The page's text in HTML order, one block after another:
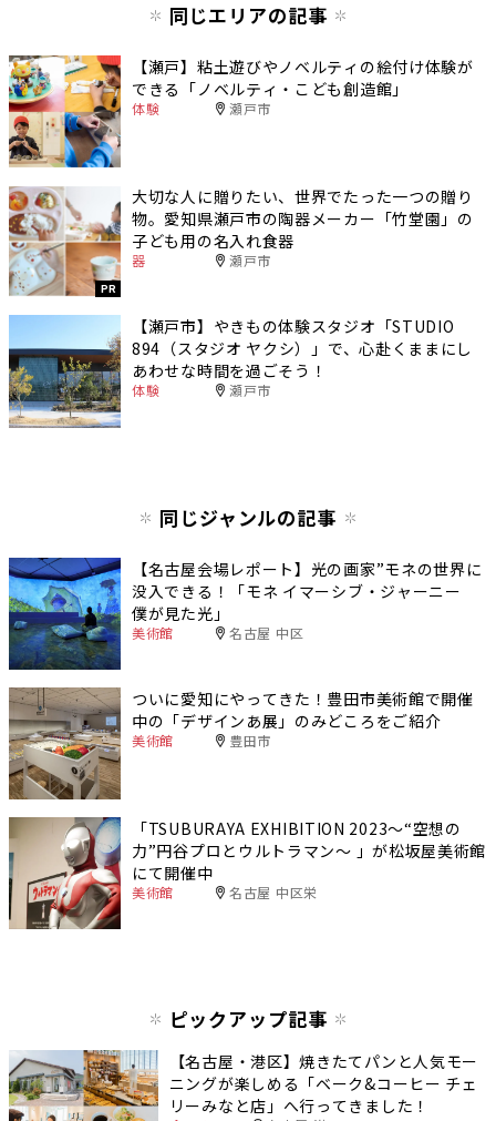
同じエリアの記事
【瀬戸】粘土遊びやノベルティの絵付け体験が
できる「ノベルティ・こども創造館」
体験 瀬戸市
PR
大切な人に贈りたい、世界でたった一つの贈り
物。愛知県瀬戸市の陶器メーカー「竹堂園」の
子ども用の名入れ食器
器 瀬戸市
【瀬戸市】やきもの体験スタジオ「STUDIO
894（スタジオ ヤクシ）」で、心赴くままにし
あわせな時間を過ごそう！
体験 瀬戸市
同じジャンルの記事
【名古屋会場レポート】光の画家”モネの世界に
没入できる！「モネ イマーシブ・ジャーニー
僕が見た光」
美術館 名古屋 中区
ついに愛知にやってきた！豊田市美術館で開催
中の「デザインあ展」のみどころをご紹介
美術館 豊田市
「TSUBURAYA EXHIBITION 2023～“空想の
力”円谷プロとウルトラマン～ 」が松坂屋美術館
にて開催中
美術館 名古屋 中区栄
ピックアップ記事
【名古屋・港区】焼きたてパンと人気モー
ニングが楽しめる「ベーク&コーヒー チェ
リーみなと店」へ行ってきました！